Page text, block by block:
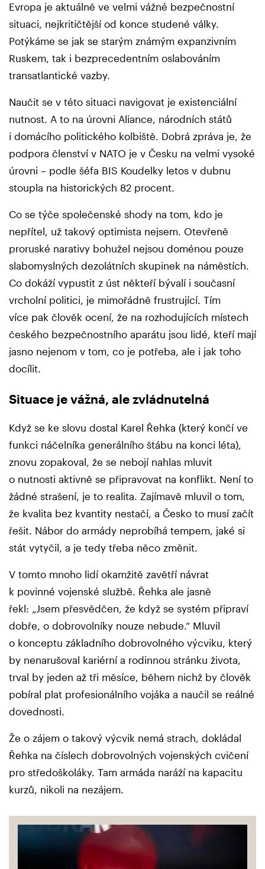
Evropa je aktuálně ve velmi vážné bezpečnostní
situaci, nejkritičtější od konce studené války.
Potýkáme se jak se starým známým expanzivním
Ruskem, tak i bezprecedentním oslabováním
transatlantické vazby.
Naučit se v této situaci navigovat je existenciální
nutnost. A to na úrovni Aliance, národních států
i domácího politického kolbiště. Dobrá zpráva je, že
podpora členství v NATO je v Česku na velmi vysoké
úrovni – podle šéfa BIS Koudelky letos v dubnu
stoupla na historických 82 procent.
Co se týče společenské shody na tom, kdo je
nepřítel, už takový optimista nejsem. Otevřeně
proruské narativy bohužel nejsou doménou pouze
slabomyslných dezolátních skupinek na náměstích.
Co dokáží vypustit z úst někteří bývalí i současní
vrcholní politici, je mimořádně frustrující. Tím
více pak člověk ocení, že na rozhodujících místech
českého bezpečnostního aparátu jsou lidé, kteří mají
jasno nejenom v tom, co je potřeba, ale i jak toho
docílit.
Situace je vážná, ale zvládnutelná
Když se ke slovu dostal Karel Řehka (který končí ve
funkci náčelníka generálního štábu na konci léta),
znovu zopakoval, že se nebojí nahlas mluvit
o nutnosti aktivně se připravovat na konflikt. Není to
žádné strašení, je to realita. Zajímavě mluvil o tom,
že kvalita bez kvantity nestačí, a Česko to musí začít
řešit. Nábor do armády neprobíhá tempem, jaké si
stát vytyčil, a je tedy třeba něco změnit.
V tomto mnoho lidí okamžitě zavětří návrat
k povinné vojenské službě. Řehka ale jasně
řekl: „Jsem přesvědčen, že když se systém připraví
dobře, o dobrovolníky nouze nebude.“ Mluvil
o konceptu základního dobrovolného výcviku, který
by nenarušoval kariérní a rodinnou stránku života,
trval by jeden až tři měsíce, během nichž by člověk
pobíral plat profesionálního vojáka a naučil se reálné
dovednosti.
Že o zájem o takový výcvik nemá strach, dokládal
Řehka na číslech dobrovolných vojenských cvičení
pro středoškoláky. Tam armáda naráží na kapacitu
kurzů, nikoli na nezájem.